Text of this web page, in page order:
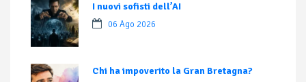
I nuovi sofisti dell’AI
06 Ago 2026
Chi ha impoverito la Gran Bretagna?